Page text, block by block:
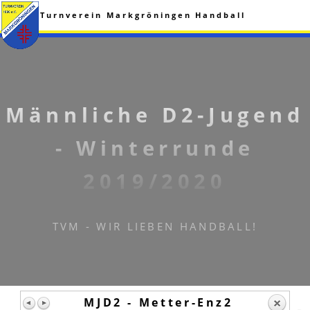
Turnverein Markgröningen Handball
Männliche D2-Jugend
- Winterrunde
2019/2020
TVM - WIR LIEBEN HANDBALL!
MJD2 - Metter-Enz2